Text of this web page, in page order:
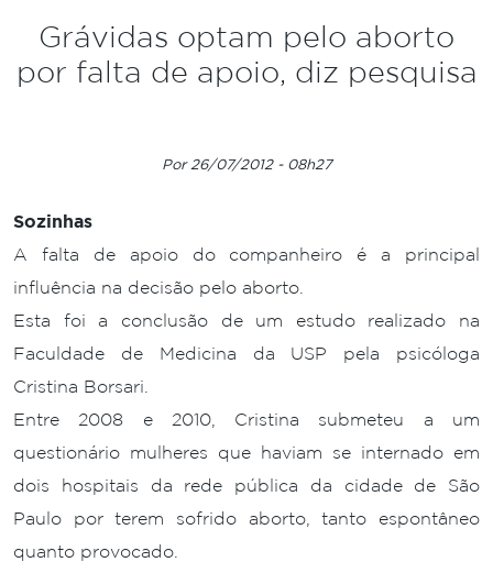
Grávidas optam pelo aborto
por falta de apoio, diz pesquisa
Por 26/07/2012 - 08h27
Sozinhas
A falta de apoio do companheiro é a principal
influência na decisão pelo aborto.
Esta foi a conclusão de um estudo realizado na
Faculdade de Medicina da USP pela psicóloga
Cristina Borsari.
Entre 2008 e 2010, Cristina submeteu a um
questionário mulheres que haviam se internado em
dois hospitais da rede pública da cidade de São
Paulo por terem sofrido aborto, tanto espontâneo
quanto provocado.